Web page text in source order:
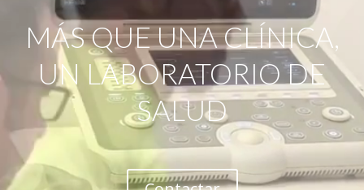
MÁS QUE UNA CLÍNICA,
UN LABORATORIO DE
SALUD